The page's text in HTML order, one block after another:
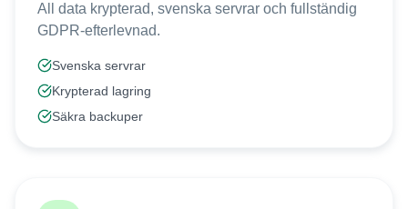
All data krypterad, svenska servrar och fullständig
GDPR-efterlevnad.
Svenska servrar
Krypterad lagring
Säkra backuper